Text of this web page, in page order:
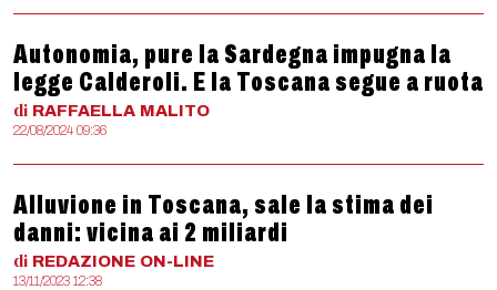
Autonomia, pure la Sardegna impugna la
legge Calderoli. E la Toscana segue a ruota
di RAFFAELLA MALITO
22/08/2024 09:36
Alluvione in Toscana, sale la stima dei
danni: vicina ai 2 miliardi
di REDAZIONE ON-LINE
13/11/2023 12:38